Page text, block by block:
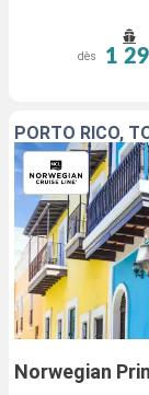
dès 1
PORTO RICO,
Norwegian